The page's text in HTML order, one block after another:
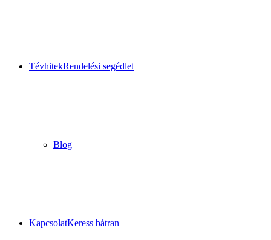
TévhitekRendelési segédlet
Blog
KapcsolatKeress bátran